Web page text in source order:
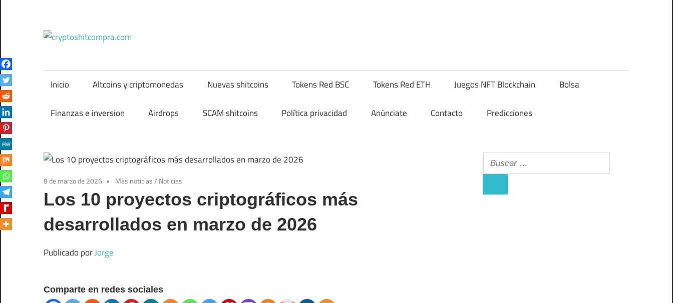
contenido
Inicio Altcoins y criptomonedas Nuevas shitcoins Tokens Red BSC Tokens Red ETH Juegos NFT Blockchain Bolsa
Finanzas e inversion Airdrops SCAM shitcoins Política privacidad Anúnciate Contacto Predicciones
8 de marzo de 2026 Más noticias/ Noticias
Los 10 proyectos criptográficos más
desarrollados en marzo de 2026
Publicado porJorge
Comparte en redes sociales
Buscar: